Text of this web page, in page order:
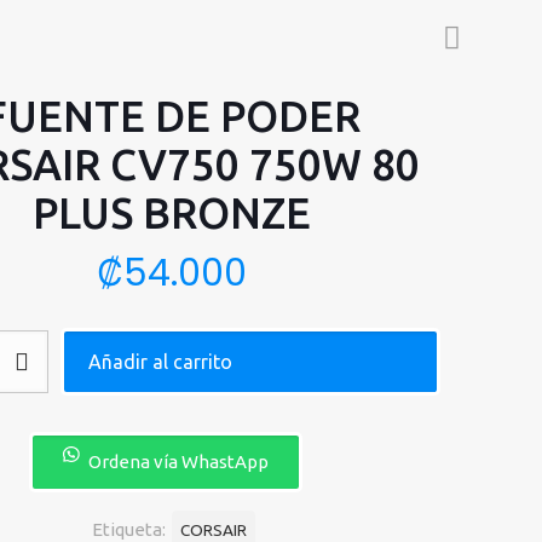
DE PODER
CV750 750W 80
PLUS BRONZE
₡54.000
Añadir al carrito
Ordena vía WhastApp
Etiqueta: CORSAIR